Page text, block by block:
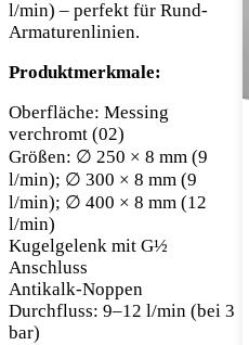
l/min) – perfekt für Rund-
Armaturenlinien.
Produktmerkmale:
Oberfläche: Messing
verchromt (02)
Größen: ∅ 250 × 8 mm (9
l/min); ∅ 300 × 8 mm (9
l/min); ∅ 400 × 8 mm (12
l/min)
Kugelgelenk mit G½
Anschluss
Antikalk-Noppen
Durchfluss: 9–12 l/min (bei 3
bar)